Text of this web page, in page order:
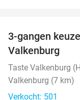
3-gangen
Valkenburg
Taste Valkenburg
Valkenburg (7 km)
Verkocht: 501